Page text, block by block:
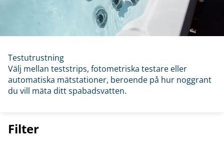
Testutrustning
Välj mellan teststrips, fotometriska testare eller
automatiska mätstationer, beroende på hur noggrant
du vill mäta ditt spabadsvatten.
Filter